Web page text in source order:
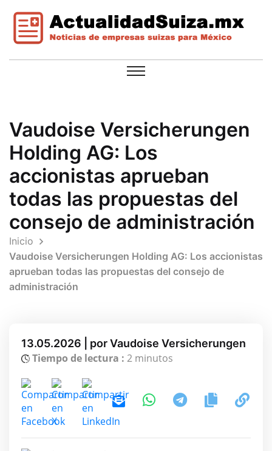
Vaudoise Versicherungen
Holding AG: Los
accionistas aprueban
todas las propuestas del
consejo de administración
Inicio
Vaudoise Versicherungen Holding AG: Los accionistas
aprueban todas las propuestas del consejo de
administración
13.05.2026 | por Vaudoise Versicherungen
Tiempo de lectura : 2 minutos